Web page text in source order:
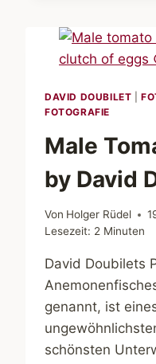
DAVID DOUBILET |
FOTOGRAFIE
Male
by David
Von Holger Rüdel
Lesezeit: 2 Minuten
David Doubilets
genannt, ist
schönsten